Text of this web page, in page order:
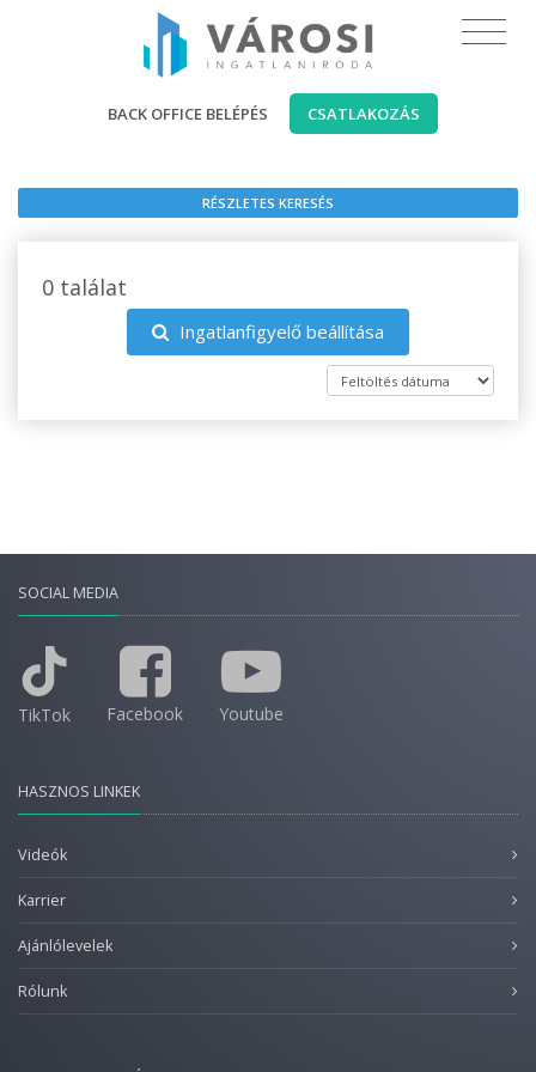
BACK OFFICE BELÉPÉS CSATLAKOZÁS
RÉSZLETES KERESÉS
0 találat
Ingatlanfigyelő beállítása
SOCIAL MEDIA
TikTok Facebook Youtube
HASZNOS LINKEK
Videók
Karrier
Ajánlólevelek
Rólunk